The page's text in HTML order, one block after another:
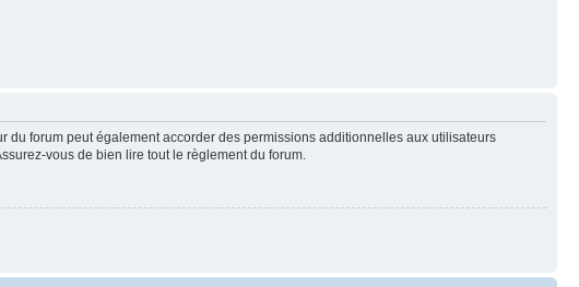
du forum peut également accorder des permissions additionnelles aux utilisateurs
vous de bien lire tout le règlement du forum.